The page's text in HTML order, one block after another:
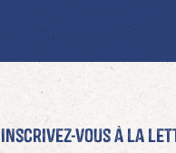
Inscrivez-vous à La